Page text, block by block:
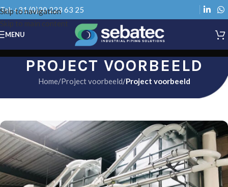
Skip to navigation
Skip to main content
Tel: +31 (0)20 223 63 25
MENU
PROJECT VOORBEELD
Home/Project voorbeeld/Project voorbeeld